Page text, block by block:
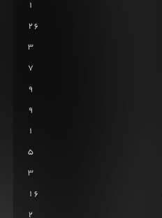
1
26
3
7
9
9
1
5
3
16
2